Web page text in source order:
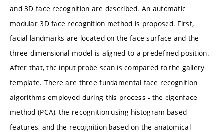
and 3D face recognition are described. An automatic
modular 3D face recognition method is proposed. First,
facial landmarks are located on the face surface and the
three dimensional model is aligned to a predefined position.
After that, the input probe scan is compared to the gallery
template. There are three fundamental face recognition
algorithms employed during this process - the eigenface
method (PCA), the recognition using histogram-based
features, and the recognition based on the anatomical-